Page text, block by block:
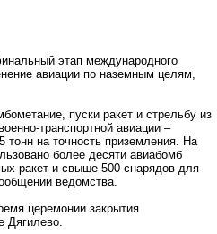
этап международного
авиации по наземным целям,
пуски ракет и стрельбу из
транспортной авиации –
тонн на точность приземления. На
более десяти авиабомб
ракет и свыше 500 снарядов для
ведомства.
церемонии закрытия
Дягилево.